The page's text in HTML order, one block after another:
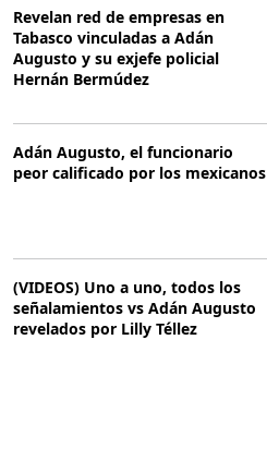
Revelan red de empresas en
Tabasco vinculadas a Adán
Augusto y su exjefe policial
Hernán Bermúdez
Adán Augusto, el funcionario
peor calificado por los mexicanos
(VIDEOS) Uno a uno, todos los
señalamientos vs Adán Augusto
revelados por Lilly Téllez